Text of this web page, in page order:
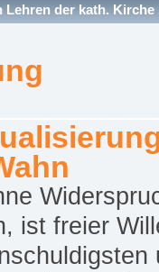
Lehren der kath. Kirche
ist freier